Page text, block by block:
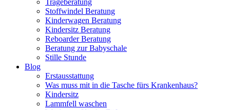
Trageberatung
Stoffwindel Beratung
Kinderwagen Beratung
Kindersitz Beratung
Reboarder Beratung
Beratung zur Babyschale
Stille Stunde
Blog
Erstausstattung
Was muss mit in die Tasche fürs Krankenhaus?
Kindersitz
Lammfell waschen